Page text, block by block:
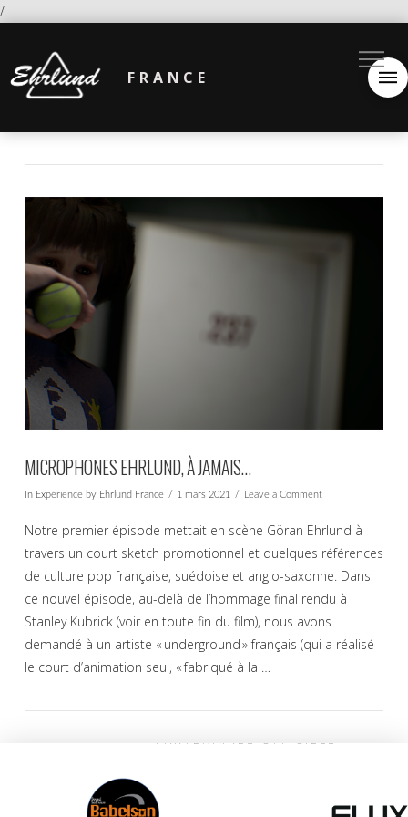
/
FRANCE
MICROPHONES EHRLUND, À JAMAIS…
In Expérienceby Ehrlund France 1 mars 2021 Leave a Comment
Notre premier épisode mettait en scène Göran Ehrlund à
travers un court sketch promotionnel et quelques références
de culture pop française, suédoise et anglo-saxonne. Dans
ce nouvel épisode, au-delà de l’hommage final rendu à
Stanley Kubrick (voir en toute fin du film), nous avons
demandé à un artiste « underground » français (qui a réalisé
le court d’animation seul, « fabriqué à la …
PARTENAIRES OFFICIELS